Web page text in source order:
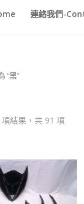
連絡我們-
“黑”
結果，共 91 項